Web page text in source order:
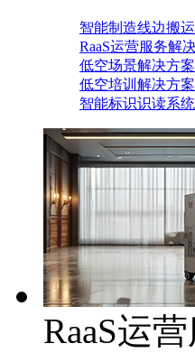
智能制造线边搬
RaaS运营服务解
低空场景解决方案
低空培训解决方案
智能标识识读系
RaaS运